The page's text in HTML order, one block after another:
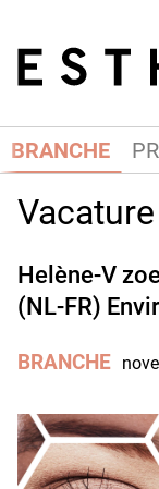
BRANCHE
Helène-V
(NL-FR)
BRANCHE